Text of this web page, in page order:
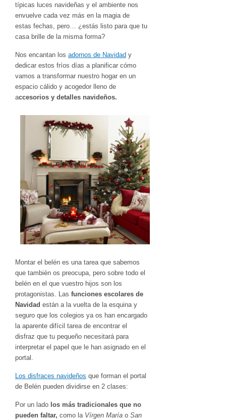
típicas luces navideñas y el ambiente nos
envuelve cada vez más en la magia de
estas fechas, pero… ¿estás listo para que tu
casa brille de la misma forma?
Nos encantan los adornos de Navidad y
dedicar estos fríos días a planificar cómo
vamos a transformar nuestro hogar en un
espacio cálido y acogedor lleno de
accesorios y detalles navideños.
Montar el belén es una tarea que sabemos
que también os preocupa, pero sobre todo el
belén en el que vuestro hijos son los
protagonistas. Las funciones escolares de
Navidad están a la vuelta de la esquina y
seguro que los colegios ya os han encargado
la aparente difícil tarea de encontrar el
disfraz que tu pequeño necesitará para
interpretar el papel que le han asignado en el
portal.
Los disfraces navideños que forman el portal
de Belén pueden dividirse en 2 clases:
Por un lado los más tradicionales que no
pueden faltar, como la Vírgen María o San